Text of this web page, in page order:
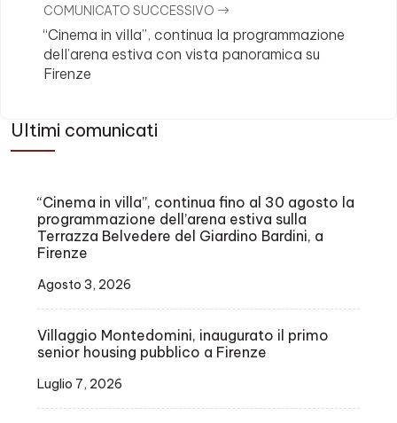
COMUNICATO SUCCESSIVO
“Cinema in villa”, continua la programmazione
dell’arena estiva con vista panoramica su
Firenze
Ultimi comunicati
“Cinema in villa”, continua fino al 30 agosto la
programmazione dell’arena estiva sulla
Terrazza Belvedere del Giardino Bardini, a
Firenze
Agosto 3, 2026
Villaggio Montedomini, inaugurato il primo
senior housing pubblico a Firenze
Luglio 7, 2026